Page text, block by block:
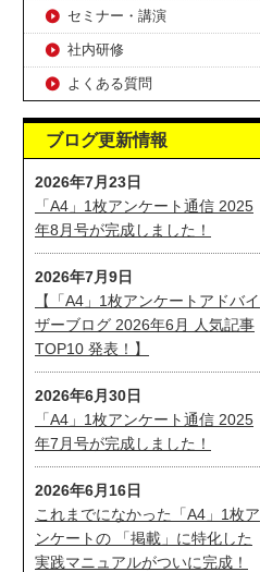
セミナー・講演
社内研修
よくある質問
ブログ更新情報
2026年7月23日
「A4」1枚アンケート通信 2025
年8月号が完成しました！
2026年7月9日
【「A4」1枚アンケートアドバイ
ザーブログ 2026年6月 人気記事
TOP10 発表！】
2026年6月30日
「A4」1枚アンケート通信 2025
年7月号が完成しました！
2026年6月16日
これまでになかった「A4」1枚ア
ンケートの 「掲載」に特化した
実践マニュアルがついに完成！